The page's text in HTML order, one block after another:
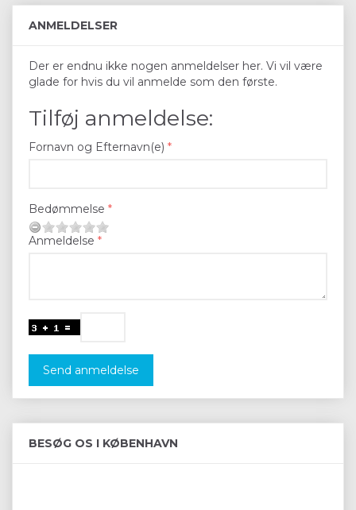
ANMELDELSER
Der er endnu ikke nogen anmeldelser her. Vi vil være
glade for hvis du vil anmelde som den første.
Tilføj anmeldelse:
Fornavn og Efternavn(e)
Bedømmelse
Anmeldelse
Send anmeldelse
BESØG OS I KØBENHAVN